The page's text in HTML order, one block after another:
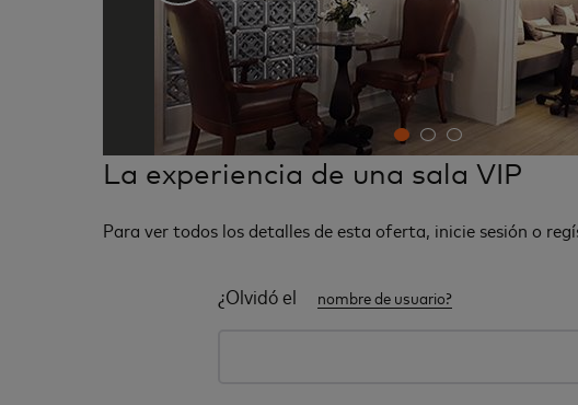
La experiencia de una sala VIP
Para ver todos los detalles de esta oferta, inicie sesión o
¿Olvidó el nombre de usuario?